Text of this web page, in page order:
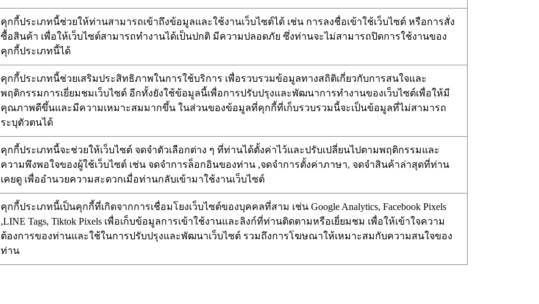
คุกกี้ประเภทนี้ช่วยให้ท่านสามารถเข้าถึงข้อมูลและใช้งานเว็บไซต์ได้ เช่น การลงชื่อเข้าใช้เว็บไซต์ หรือการสั่ง
ซื้อสินค้า เพื่อให้เว็บไซต์สามารถทำงานได้เป็นปกติ มีความปลอดภัย ซึ่งท่านจะไม่สามารถปิดการใช้งานของ
คุกกี้ประเภทนี้ได้
คุกกี้ประเภทนี้ช่วยเสริมประสิทธิภาพในการใช้บริการ เพื่อรวบรวมข้อมูลทางสถิติเกี่ยวกับการสนใจและ
พฤติกรรมการเยี่ยมชมเว็บไซต์ อีกทั้งยังใช้ข้อมูลนี้เพื่อการปรับปรุงและพัฒนาการทำงานของเว็บไซต์เพื่อให้มี
คุณภาพดีขึ้นและมีความเหมาะสมมากขึ้น ในส่วนของข้อมูลที่คุกกี้ที่เก็บรวบรวมนี้จะเป็นข้อมูลที่ไม่สามารถ
ระบุตัวตนได้
คุกกี้ประเภทนี้จะช่วยให้เว็บไซต์ จดจำตัวเลือกต่าง ๆ ที่ท่านได้ตั้งค่าไว้และปรับเปลี่ยนไปตามพฤติกรรมและ
ความพึงพอใจของผู้ใช้เว็บไซต์ เช่น จดจำการล็อกอินของท่าน ,จดจำการตั้งค่าภาษา, จดจำสินค้าล่าสุดที่ท่าน
เคยดู เพื่ออำนวยความสะดวกเมื่อท่านกลับเข้ามาใช้งานเว็บไซต์
คุกกี้ประเภทนี้เป็นคุกกี้ที่เกิดจากการเชื่อมโยงเว็บไซต์ของบุคคลที่สาม เช่น Google Analytics, Facebook Pixels
,LINE Tags, Tiktok Pixels เพื่อเก็บข้อมูลการเข้าใช้งานและลิงก์ที่ท่านติดตามหรือเยี่ยมชม เพื่อให้เข้าใจความ
ต้องการของท่านและใช้ในการปรับปรุงและพัฒนาเว็บไซต์ รวมถึงการโฆษณาให้เหมาะสมกับความสนใจของ
ท่าน